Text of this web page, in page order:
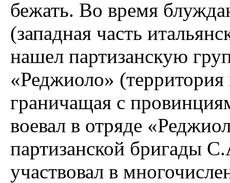
бежать. Во время
(западная часть
нашел партизанскую
«Реджиоло»
граничащая с
воевал в отряде
партизанской бригады
участвовал в